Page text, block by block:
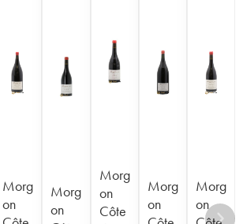
Morg
on
Morg
on
Morg
on
Côte
Morg
on
Morg
on